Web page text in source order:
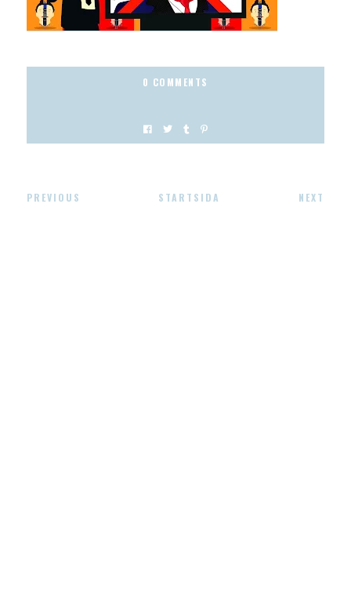
0 COMMENTS
PREVIOUS STARTSIDA NEXT